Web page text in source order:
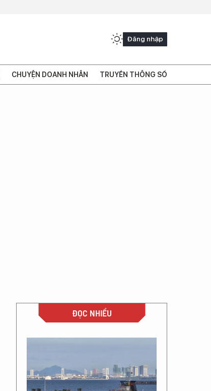
Đăng nhập
CHUYỆN DOANH NHÂN TRUYỀN THÔNG SỐ
ĐỌC NHIỀU